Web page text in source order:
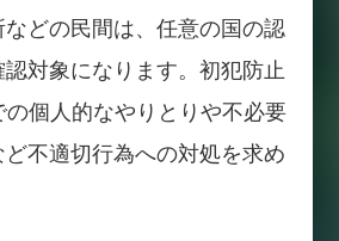
どの民間は、任意の国の認
対象になります。初犯防止
の個人的なやりとりや不必要
不適切行為への対処を求め